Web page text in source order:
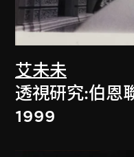
艾未未
透視研究:伯恩
1999